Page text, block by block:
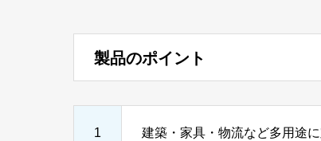
製品のポイント
1 建築・家具・物流など多用途